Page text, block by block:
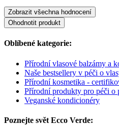
Zobrazit všechna hodnocení
Ohodnotit produkt
Oblíbené kategorie:
Přírodní vlasové balzámy a
Naše bestsellery v péči o
Přírodní kosmetika -
Přírodní produkty pro péči o
Veganské kondicionéry
Poznejte svět Ecco Verde: